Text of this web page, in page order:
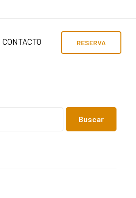
CONTACTO RESERVA
Buscar